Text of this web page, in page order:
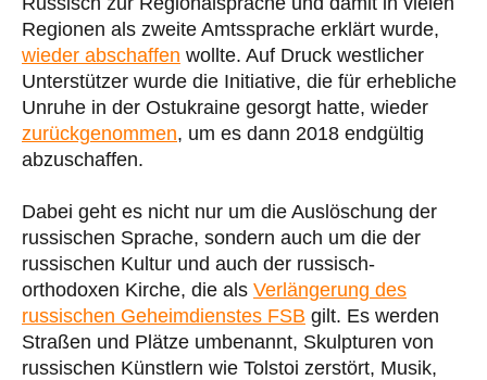
Regionen als zweite Amtssprache erklärt wurde,
wieder abschaffen wollte. Auf Druck westlicher
Unterstützer wurde die Initiative, die für erhebliche
Unruhe in der Ostukraine gesorgt hatte, wieder
zurückgenommen, um es dann 2018 endgültig
abzuschaffen.
Dabei geht es nicht nur um die Auslöschung der
russischen Sprache, sondern auch um die der
russischen Kultur und auch der russisch-
orthodoxen Kirche, die als Verlängerung des
russischen Geheimdienstes FSB gilt. Es werden
Straßen und Plätze umbenannt, Skulpturen von
russischen Künstlern wie Tolstoi zerstört, Musik,